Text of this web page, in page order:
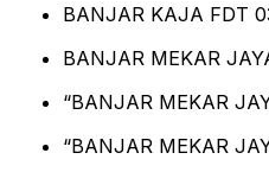
BANJAR KAJA FDT
BANJAR MEKAR
“BANJAR MEKAR
“BANJAR MEKAR